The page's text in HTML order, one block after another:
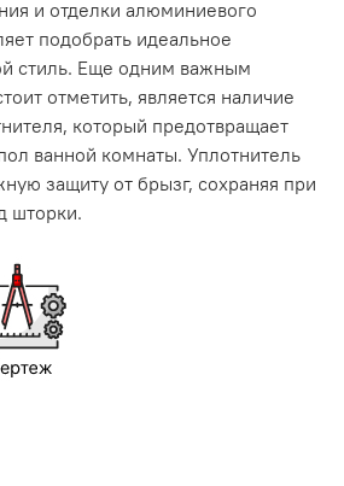
и отделки алюминиевого
подобрать идеальное
стиль. Еще одним важным
отметить, является наличие
который предотвращает
ванной комнаты. Уплотнитель
защиту от брызг, сохраняя при
шторки.